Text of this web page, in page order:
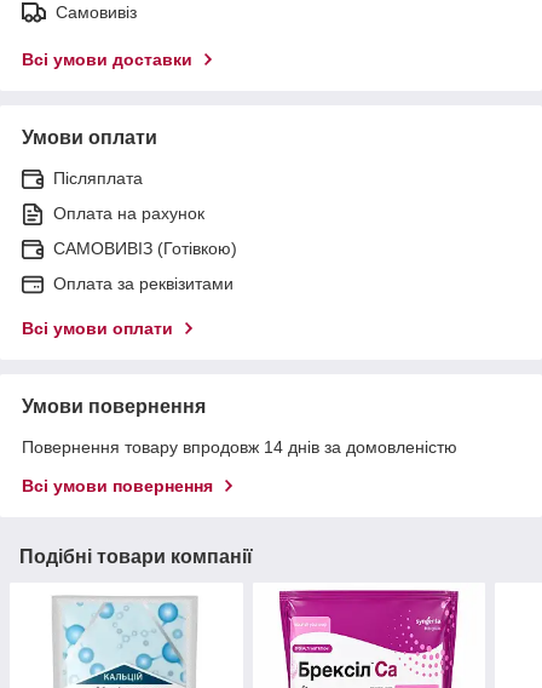
Самовивіз
Всі умови доставки
Умови оплати
Післяплата
Оплата на рахунок
САМОВИВІЗ (Готівкою)
Оплата за реквізитами
Всі умови оплати
Умови повернення
Повернення товару впродовж 14 днів за домовленістю
Всі умови повернення
Подібні товари компанії